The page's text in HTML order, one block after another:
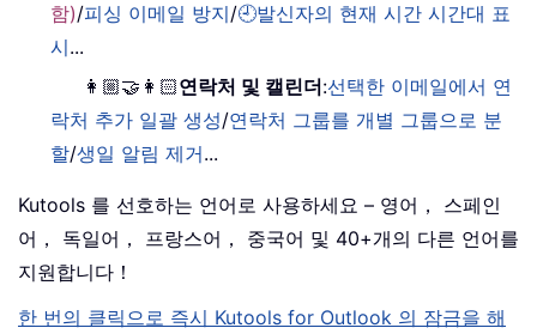
함)/피싱 이메일 방지/🕘발신자의 현재 시간 시간대 표
시...
👩🏼‍🤝‍👩🏻연락처 및 캘린더:선택한 이메일에서 연
락처 추가 일괄 생성/연락처 그룹를 개별 그룹으로 분
할/생일 알림 제거...
Kutools 를 선호하는 언어로 사용하세요 – 영어， 스페인
어， 독일어， 프랑스어， 중국어 및 40+개의 다른 언어를
지원합니다！
한 번의 클릭으로 즉시 Kutools for Outlook 의 잠금을 해